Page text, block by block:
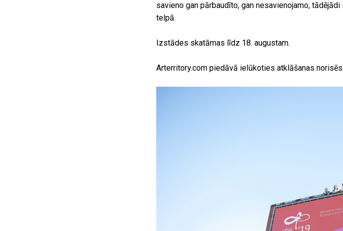
savieno gan pārbaudīto, gan nesavienojamo,
telpā.
Izstādes skatāmas līdz 18. augustam.
Arterritory.com piedāvā ielūkoties atklāšanas norisēs.